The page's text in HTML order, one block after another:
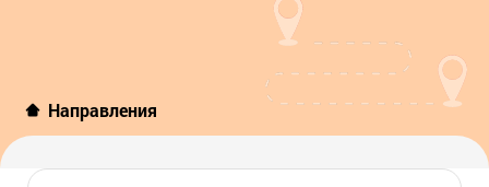
Направления